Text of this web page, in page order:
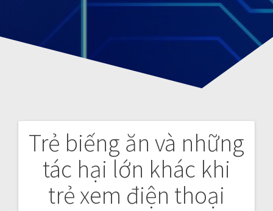
Trẻ biếng ăn và những
tác hại lớn khác khi
trẻ xem điện thoại